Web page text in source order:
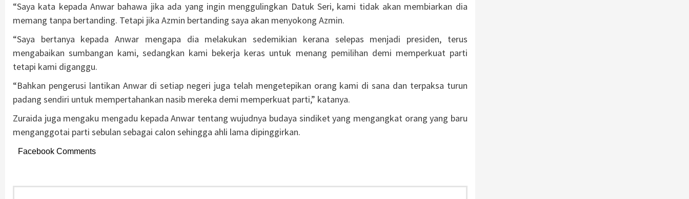
“Saya kata kepada Anwar bahawa jika ada yang ingin menggulingkan Datuk Seri, kami tidak akan membiarkan dia
memang tanpa bertanding. Tetapi jika Azmin bertanding saya akan menyokong Azmin.
“Saya bertanya kepada Anwar mengapa dia melakukan sedemikian kerana selepas menjadi presiden, terus
mengabaikan sumbangan kami, sedangkan kami bekerja keras untuk menang pemilihan demi memperkuat parti
tetapi kami diganggu.
“Bahkan pengerusi lantikan Anwar di setiap negeri juga telah mengetepikan orang kami di sana dan terpaksa turun
padang sendiri untuk mempertahankan nasib mereka demi memperkuat parti,” katanya.
Zuraida juga mengaku mengadu kepada Anwar tentang wujudnya budaya sindiket yang mengangkat orang yang baru
menganggotai parti sebulan sebagai calon sehingga ahli lama dipinggirkan.
Facebook Comments